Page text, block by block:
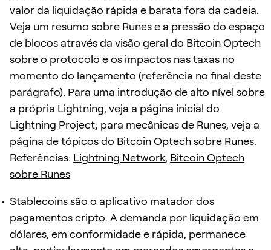
valor da liquidação rápida e barata fora da cadeia.
Veja um resumo sobre Runes e a pressão do espaço
de blocos através da visão geral do Bitcoin Optech
sobre o protocolo e os impactos nas taxas no
momento do lançamento (referência no final deste
parágrafo). Para uma introdução de alto nível sobre
a própria Lightning, veja a página inicial do
Lightning Project; para mecânicas de Runes, veja a
página de tópicos do Bitcoin Optech sobre Runes.
Referências: Lightning Network, Bitcoin Optech
sobre Runes
Stablecoins são o aplicativo matador dos
pagamentos cripto. A demanda por liquidação em
dólares, em conformidade e rápida, permanece